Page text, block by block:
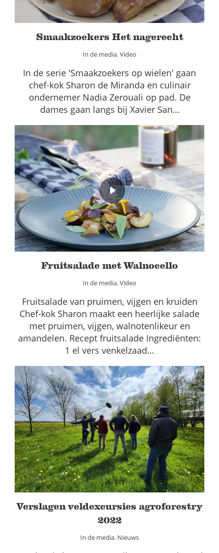
Smaakzoekers Het nagerecht
In de media, Video
In de serie 'Smaakzoekers op wielen' gaan
chef-kok Sharon de Miranda en culinair
ondernemer Nadia Zerouali op pad. De
dames gaan langs bij Xavier San…
Fruitsalade met Walnocello
In de media Video
Fruitsalade met Walnocello
In de media, Video
Fruitsalade van pruimen, vijgen en kruiden
Chef-kok Sharon maakt een heerlijke salade
met pruimen, vijgen, walnotenlikeur en
amandelen. Recept fruitsalade Ingrediënten:
1 el vers venkelzaad…
Verslagen veldexcursies agroforestry
2022
In de media Nieuws
Verslagen veldexcursies agroforestry
2022
In de media, Nieuws